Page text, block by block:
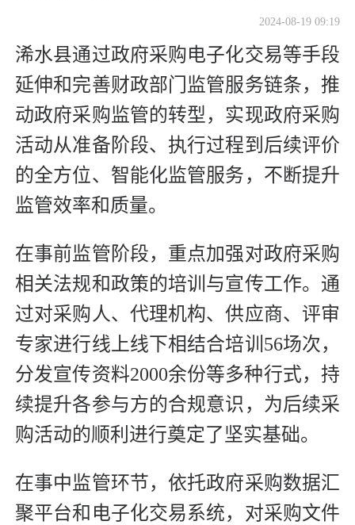
2024-08-19 09:19
浠水县通过政府采购电子化交易等手段
延伸和完善财政部门监管服务链条，推
动政府采购监管的转型，实现政府采购
活动从准备阶段、执行过程到后续评价
的全方位、智能化监管服务，不断提升
监管效率和质量。
在事前监管阶段，重点加强对政府采购
相关法规和政策的培训与宣传工作。通
过对采购人、代理机构、供应商、评审
专家进行线上线下相结合培训56场次，
分发宣传资料2000余份等多种行式，持
续提升各参与方的合规意识，为后续采
购活动的顺利进行奠定了坚实基础。
在事中监管环节，依托政府采购数据汇
聚平台和电子化交易系统，对采购文件